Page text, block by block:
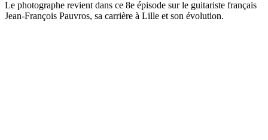
Le photographe revient dans ce 8e épisode sur le guitariste français
Jean-François Pauvros, sa carrière à Lille et son évolution.